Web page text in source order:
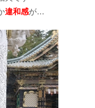
違和感が…